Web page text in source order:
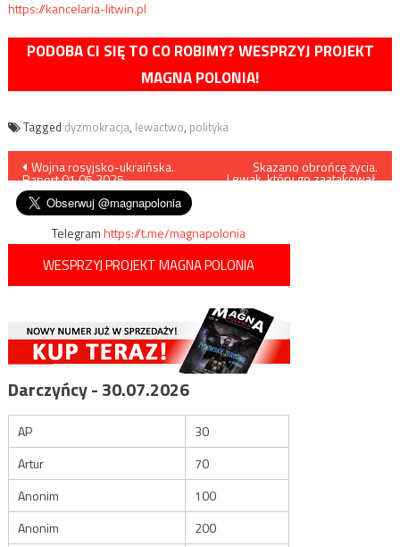
https://kancelaria-litwin.pl
PODOBA CI SIĘ TO CO ROBIMY? WESPRZYJ PROJEKT
MAGNA POLONIA!
Tagged dyzmokracja, lewactwo, polityka
Nawigacja
wpisu
Wojna rosyjsko-ukraińska.
Raport 01.05.2025
Skazano obrońcę życia.
Lewak, który go zaatakował,
Telegramhttps://t.me/magnapolonia
WESPRZYJ PROJEKT MAGNA POLONIA
Darczyńcy - 30.07.2026
AP
30
Artur
70
Anonim
100
Anonim
200